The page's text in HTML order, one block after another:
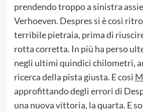
prendendo troppo a sinistra
Verhoeven. Despres si è così
terribile pietraia, prima di
rotta corretta. In più ha perso
negli ultimi quindici chilometri,
ricerca della pista giusta. E così
approfittando degli errori di
una nuova vittoria, la quarta. E